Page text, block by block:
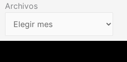
Archivos
Archivos